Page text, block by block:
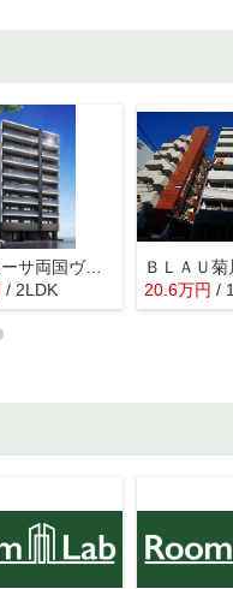
グランカーサ両国ヴェルデ
/ 2LDK
ＢＬＡＵ菊
20.6万円 /